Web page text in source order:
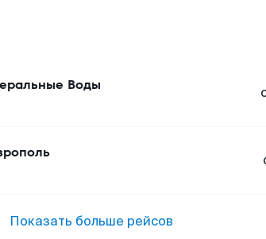
Воды
Показать больше рейсов